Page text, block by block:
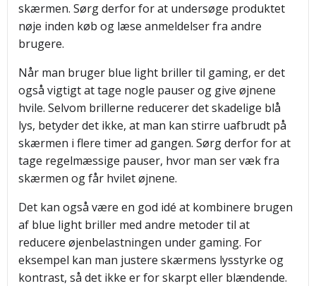
skærmen. Sørg derfor for at undersøge produktet
nøje inden køb og læse anmeldelser fra andre
brugere.
Når man bruger blue light briller til gaming, er det
også vigtigt at tage nogle pauser og give øjnene
hvile. Selvom brillerne reducerer det skadelige blå
lys, betyder det ikke, at man kan stirre uafbrudt på
skærmen i flere timer ad gangen. Sørg derfor for at
tage regelmæssige pauser, hvor man ser væk fra
skærmen og får hvilet øjnene.
Det kan også være en god idé at kombinere brugen
af blue light briller med andre metoder til at
reducere øjenbelastningen under gaming. For
eksempel kan man justere skærmens lysstyrke og
kontrast, så det ikke er for skarpt eller blændende.